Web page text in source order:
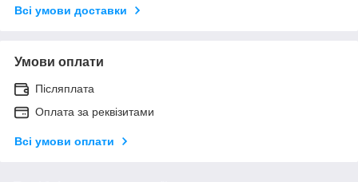
Всі умови доставки
Умови оплати
Післяплата
Оплата за реквізитами
Всі умови оплати